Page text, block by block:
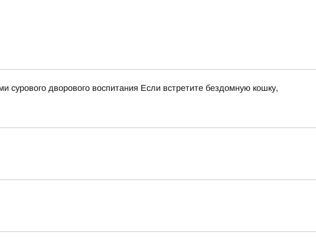
дворового воспитания Если встретите бездомную кошку,